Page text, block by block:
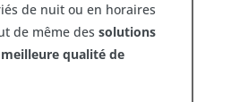
de nuit ou en horaires
de même dessolutions
qualité de